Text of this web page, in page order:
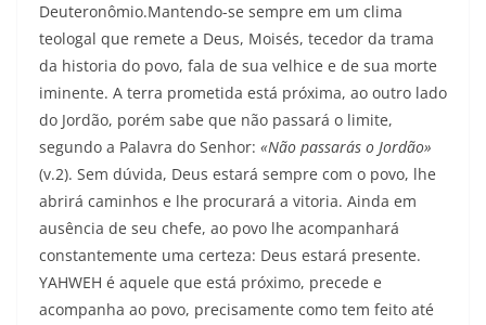
Deuteronômio.Mantendo-se sempre em um clima
teologal que reme­te a Deus, Moisés, tecedor da trama
da historia do povo, fala de sua velhice e de sua morte
iminente. A terra prometida está próxima, ao outro lado
do Jordão, porém sabe que não passará o limite,
segundo a Palavra do Senhor: «Não passarás o Jordão»
(v.2). Sem dúvida, Deus estará sempre com o povo, lhe
abrirá caminhos e lhe pro­curará a vitoria. Ainda em
ausência de seu chefe, ao povo lhe acompanhará
constantemente uma certeza: Deus estará presente.
YAHWEH é aquele que está próximo, pre­cede e
acompanha ao povo, precisamente como tem feito até